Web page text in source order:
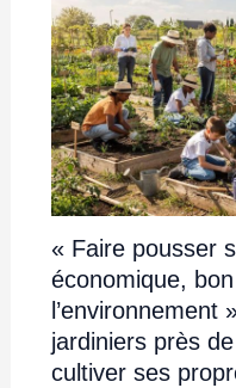
« Faire pousser
économique,
l’environnement
jardiniers près
cultiver ses